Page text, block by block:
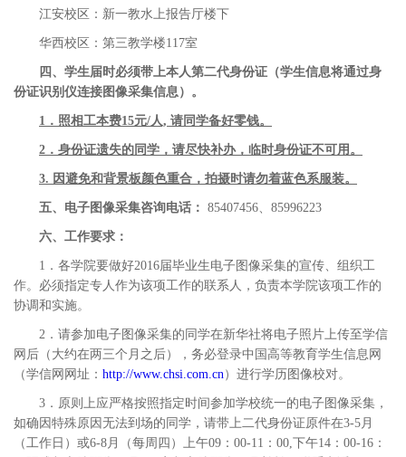
江安校区：新一教水上报告厅楼下
华西校区：第三教学楼117室
四、学生届时必须带上本人第二代身份证（学生信息将通过身
份证识别仪连接图像采集信息）。
1 ．照相工本费15元/人, 请同学备好零钱。
2 ．身份证遗失的同学，请尽快补办，临时身份证不可用。
3. 因避免和背景板颜色重合，拍摄时请勿着蓝色系服装。
五、电子图像采集咨询电话： 85407456、85996223
六、工作要求：
1．各学院要做好2016届毕业生电子图像采集的宣传、组织工
作。必须指定专人作为该项工作的联系人，负责本学院该项工作的
协调和实施。
2．请参加电子图像采集的同学在新华社将电子照片上传至学信
网后（大约在两三个月之后），务必登录中国高等教育学生信息网
（学信网网址： http://www.chsi.com.cn ）进行学历图像校对。
3．原则上应严格按照指定时间参加学校统一的电子图像采集，
如确因特殊原因无法到场的同学，请带上二代身份证原件在3-5月
（工作日）或6-8月（每周四）上午09：00-11：00,下午14：00-16：